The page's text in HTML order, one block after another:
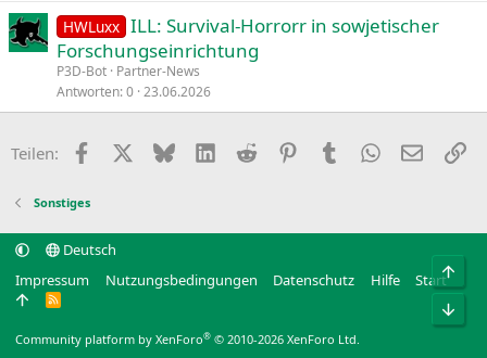
HWLuxx ILL: Survival-Horrorr in sowjetischer
Forschungseinrichtung
P3D-Bot Partner-News
Antworten 0 23.06.2026
Teilen: Facebook BlueskyLinkedIn
Reddit PinterestTumblr WhatsApp
E-Mail
Sonstiges
Deutsch
Impressum
Nutzungsbedingungen Datenschutz Hilfe Start
R
Community platform by XenForo® © 2010-2026 XenForo Ltd.